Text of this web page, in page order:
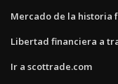
Mercado de la historia
Libertad financiera a
Ir a scottrade.com